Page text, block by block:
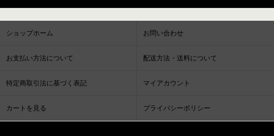
ショップホーム お問い合わせ
お支払い方法について 配送方法・送料について
特定商取引法に基づく表記 マイアカウント
カートを見る プライバシーポリシー